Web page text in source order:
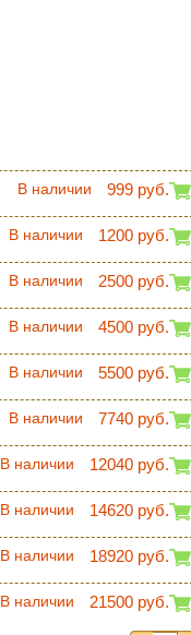
999 руб.
В наличии
1200 руб.
В наличии
2500 руб.
В наличии
4500 руб.
В наличии
5500 руб.
В наличии
7740 руб.
В наличии
12040 руб.
В наличии
14620 руб.
В наличии
18920 руб.
В наличии
21500 руб.
В наличии